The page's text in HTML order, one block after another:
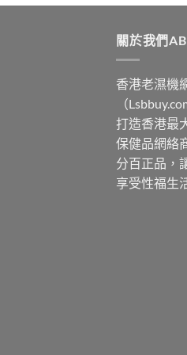
關於我們
香港老濕機
（
打造香港最
保健品網絡
分百正品，
享受性福生